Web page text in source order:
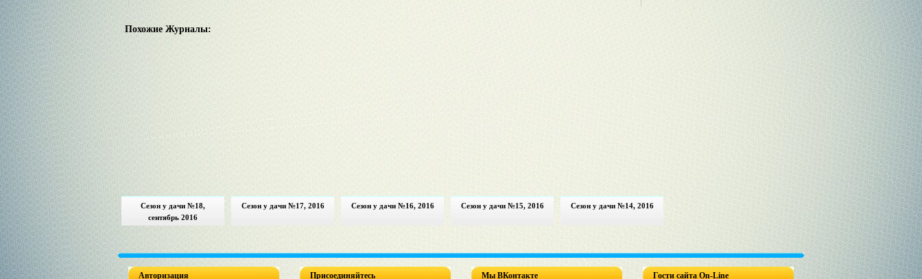
Похожие Журналы:
Сезон у дачи №18,
сентябрь 2016
Сезон у дачи №17, 2016 Сезон у дачи №16, 2016 Сезон у дачи №15, 2016 Сезон у дачи №14, 2016
Авторизация Присоединяйтесь Мы ВКонтакте Гости сайта On-Line